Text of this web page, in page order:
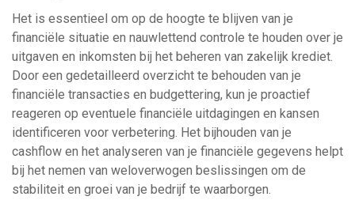
Het is essentieel om op de hoogte te blijven van je
financiële situatie en nauwlettend controle te houden over je
uitgaven en inkomsten bij het beheren van zakelijk krediet.
Door een gedetailleerd overzicht te behouden van je
financiële transacties en budgettering, kun je proactief
reageren op eventuele financiële uitdagingen en kansen
identificeren voor verbetering. Het bijhouden van je
cashflow en het analyseren van je financiële gegevens helpt
bij het nemen van weloverwogen beslissingen om de
stabiliteit en groei van je bedrijf te waarborgen.